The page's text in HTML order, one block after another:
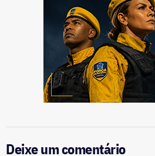
Deixe um comentário